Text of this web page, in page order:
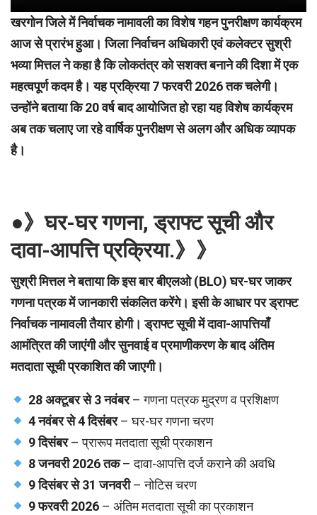
खरगोन जिले में निर्वाचक नामावली का विशेष गहन पुनरीक्षण कार्यक्रम
आज से प्रारंभ हुआ। जिला निर्वाचन अधिकारी एवं कलेक्टर सुश्री
भव्या मित्तल ने कहा है कि लोकतंत्र को सशक्त बनाने की दिशा में एक
महत्वपूर्ण कदम है। यह प्रक्रिया 7 फरवरी 2026 तक चलेगी।
उन्होंने बताया कि 20 वर्ष बाद आयोजित हो रहा यह विशेष कार्यक्रम
अब तक चलाए जा रहे वार्षिक पुनरीक्षण से अलग और अधिक व्यापक
है।
●》घर-घर गणना, ड्राफ्ट सूची और
दावा-आपत्ति प्रक्रिया.》》
सुश्री मित्तल ने बताया कि इस बार बीएलओ (BLO) घर-घर जाकर
गणना पत्रक में जानकारी संकलित करेंगे। इसी के आधार पर ड्राफ्ट
निर्वाचक नामावली तैयार होगी। ड्राफ्ट सूची में दावा-आपत्तियाँ
आमंत्रित की जाएंगी और सुनवाई व प्रमाणीकरण के बाद अंतिम
मतदाता सूची प्रकाशित की जाएगी।
28 अक्टूबर से 3 नवंबर– गणना पत्रक मुद्रण व प्रशिक्षण
4 नवंबर से 4 दिसंबर– घर-घर गणना चरण
9 दिसंबर– प्रारूप मतदाता सूची प्रकाशन
8 जनवरी 2026 तक– दावा-आपत्ति दर्ज कराने की अवधि
9 दिसंबर से 31 जनवरी– नोटिस चरण
9 फरवरी 2026– अंतिम मतदाता सूची का प्रकाशन